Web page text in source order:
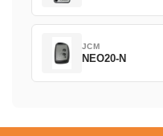
JCM
NEO20-N